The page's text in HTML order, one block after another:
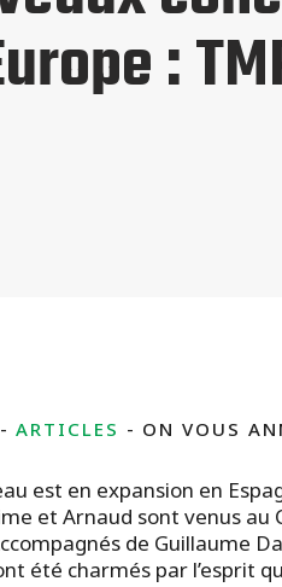
:
ARTICLES ON VOUS
est en expansion en
et Arnaud sont venus
de Guillaume
été charmés par l’esprit